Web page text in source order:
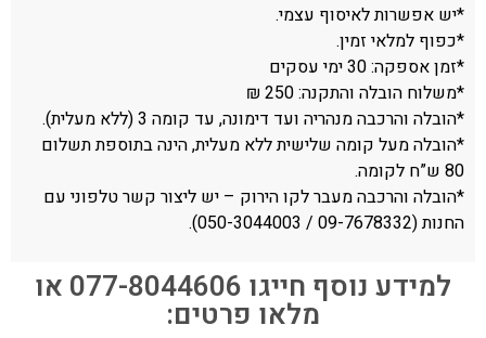
*יש אפשרות לאיסוף עצמי.
*כפוף למלאי זמין.
*זמן אספקה: 30 ימי עסקים
*משלוח הובלה והתקנה: 250 ₪
*הובלה והרכבה מנהריה ועד דימונה, עד קומה 3 (ללא מעלית).
*הובלה מעל קומה שלישית ללא מעלית, הינה בתוספת תשלום
80 ש”ח לקומה.
*הובלה והרכבה מעבר לקו הירוק – יש ליצור קשר טלפוני עם
החנות (09-7678332 / 050-3044003).
למידע נוסף חייגו 077-8044606 או
מלאו פרטים: